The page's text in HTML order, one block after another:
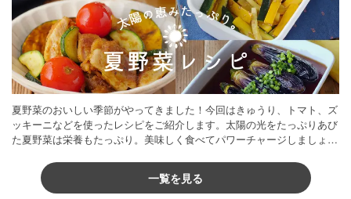
夏野菜のおいしい季節がやってきました！今回はきゅうり、トマト、ズ
ッキーニなどを使ったレシピをご紹介します。太陽の光をたっぷりあび
た夏野菜は栄養もたっぷり。美味しく食べてパワーチャージしましょう
一覧を見る